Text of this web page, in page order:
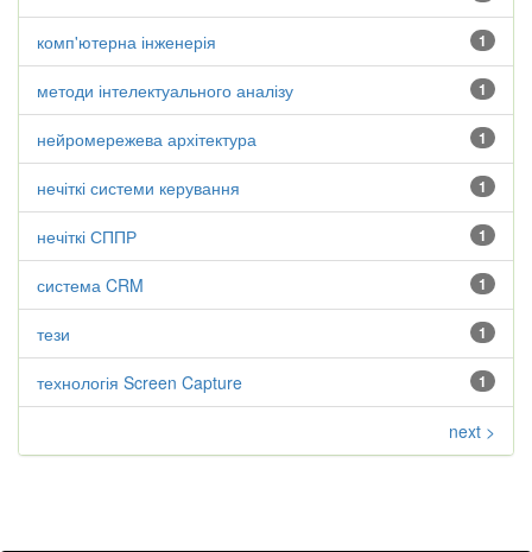
1
комп'ютерна інженерія
1
методи інтелектуального аналізу
1
нейромережева архітектура
1
нечіткі системи керування
1
нечіткі СППР
1
система CRM
1
тези
1
технологія Screen Capture
next >